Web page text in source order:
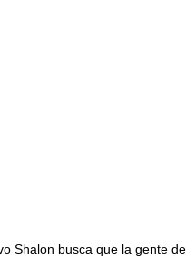
Shalon busca que la gente